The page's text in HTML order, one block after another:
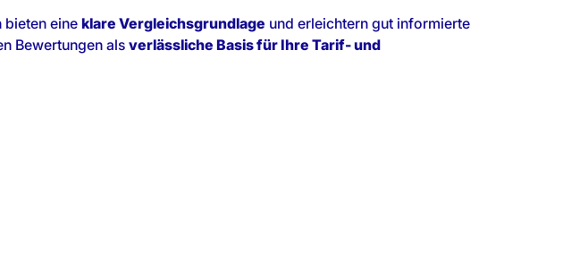
bieten eine klare Vergleichsgrundlage und erleichtern gut informierte
Bewertungen als verlässliche Basis für Ihre Tarif- und